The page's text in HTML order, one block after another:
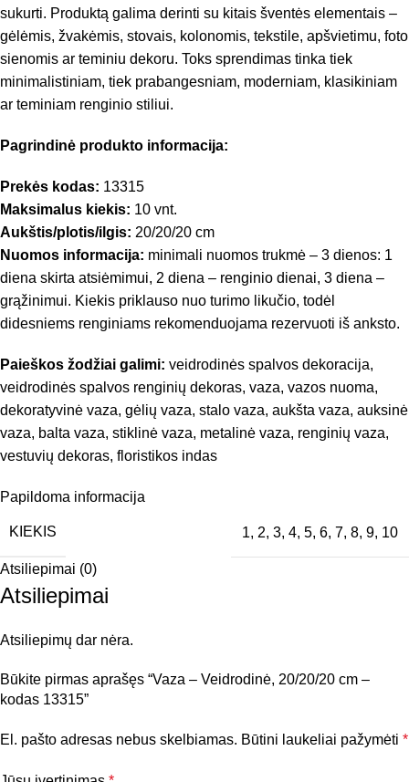
sukurti. Produktą galima derinti su kitais šventės elementais –
gėlėmis, žvakėmis, stovais, kolonomis, tekstile, apšvietimu, foto
sienomis ar teminiu dekoru. Toks sprendimas tinka tiek
minimalistiniam, tiek prabangesniam, moderniam, klasikiniam
ar teminiam renginio stiliui.
Pagrindinė produkto informacija:
Prekės kodas: 13315
Maksimalus kiekis: 10 vnt.
Aukštis/plotis/ilgis: 20/20/20 cm
Nuomos informacija: minimali nuomos trukmė – 3 dienos: 1
diena skirta atsiėmimui, 2 diena – renginio dienai, 3 diena –
grąžinimui. Kiekis priklauso nuo turimo likučio, todėl
didesniems renginiams rekomenduojama rezervuoti iš anksto.
Paieškos žodžiai galimi: veidrodinės spalvos dekoracija,
veidrodinės spalvos renginių dekoras, vaza, vazos nuoma,
dekoratyvinė vaza, gėlių vaza, stalo vaza, aukšta vaza, auksinė
vaza, balta vaza, stiklinė vaza, metalinė vaza, renginių vaza,
vestuvių dekoras, floristikos indas
Papildoma informacija
KIEKIS 1, 2, 3, 4, 5, 6, 7, 8, 9, 10
Atsiliepimai (0)
Atsiliepimai
Atsiliepimų dar nėra.
Būkite pirmas aprašęs “Vaza – Veidrodinė, 20/20/20 cm –
kodas 13315”
El. pašto adresas nebus skelbiamas. Būtini laukeliai pažymėti *